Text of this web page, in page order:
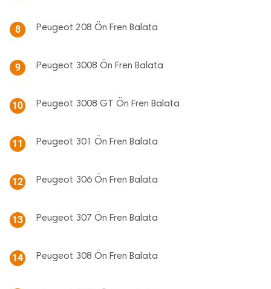
8 Peugeot 208 Ön Fren Balata
9 Peugeot 3008 Ön Fren Balata
10 Peugeot 3008 GT Ön Fren Balata
11 Peugeot 301 Ön Fren Balata
12 Peugeot 306 Ön Fren Balata
13 Peugeot 307 Ön Fren Balata
14 Peugeot 308 Ön Fren Balata